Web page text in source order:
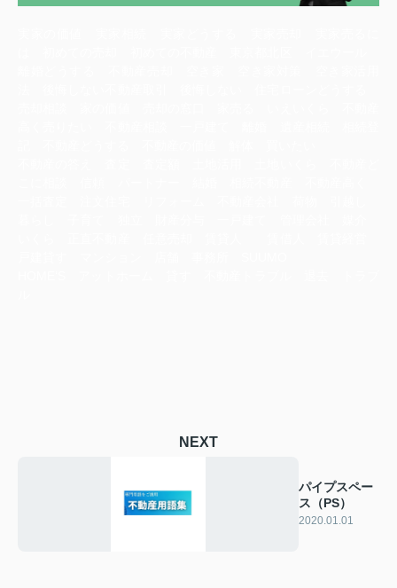
NEXT
パイプスペー
ス（PS）
2020.01.01